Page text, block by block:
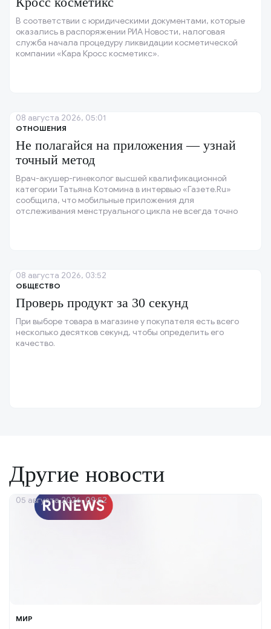
В соответствии с юридическими документами, которые
оказались в распоряжении РИА Новости, налоговая
служба начала процедуру ликвидации косметической
компании «Кара Кросс косметикс».
ОТНОШЕНИЯ
Не полагайся на приложения — узнай
точный метод
Врач-акушер-гинеколог высшей квалификационной
категории Татьяна Котомина в интервью «Газете.Ru»
сообщила, что мобильные приложения для
отслеживания менструального цикла не всегда точно
08 августа 2026, 05:01
ОБЩЕСТВО
Проверь продукт за 30 секунд
При выборе товара в магазине у покупателя есть всего
несколько десятков секунд, чтобы определить его
качество.
08 августа 2026, 03:52
Другие новости
МИР
05 августа 2026, 09:52